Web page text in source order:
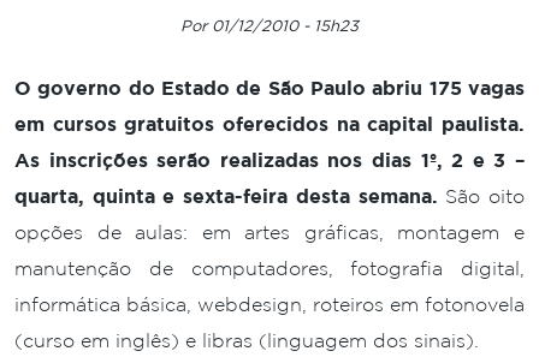
Por 01/12/2010 - 15h23
O governo do Estado de São Paulo abriu 175 vagas
em cursos gratuitos oferecidos na capital paulista.
As inscrições serão realizadas nos dias 1º, 2 e 3 –
quarta, quinta e sexta-feira desta semana. São oito
opções de aulas: em artes gráficas, montagem e
manutenção de computadores, fotografia digital,
informática básica, webdesign, roteiros em fotonovela
(curso em inglês) e libras (linguagem dos sinais).